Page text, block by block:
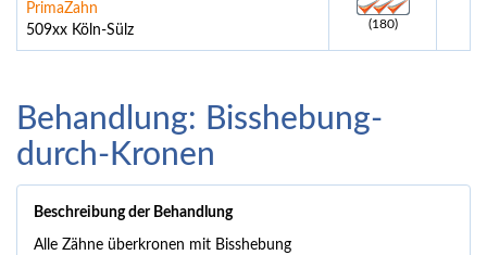
PrimaZahn
509xx Köln-Sülz
(180)
Behandlung: Bisshebung-
durch-Kronen
Beschreibung der Behandlung
Alle Zähne überkronen mit Bisshebung